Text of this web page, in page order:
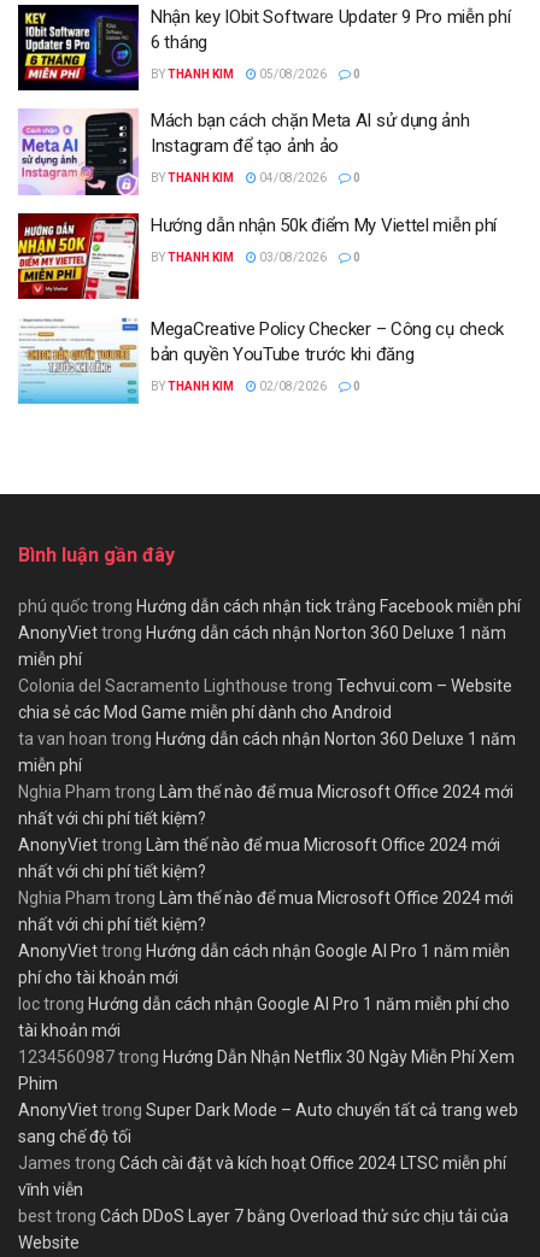
Nhận key IObit Software Updater 9 Pro miễn phí
6 tháng
BYTHANH KIM 05/08/2026 0
Mách bạn cách chặn Meta AI sử dụng ảnh
Instagram để tạo ảnh ảo
BYTHANH KIM 04/08/2026 0
Hướng dẫn nhận 50k điểm My Viettel miễn phí
BYTHANH KIM 03/08/2026 0
MegaCreative Policy Checker – Công cụ check
bản quyền YouTube trước khi đăng
BYTHANH KIM 02/08/2026 0
Bình luận gần đây
phú quốctrong Hướng dẫn cách nhận tick trắng Facebook miễn phí
AnonyViettrong Hướng dẫn cách nhận Norton 360 Deluxe 1 năm
miễn phí
Colonia del Sacramento Lighthouse trong Techvui.com – Website
chia sẻ các Mod Game miễn phí dành cho Android
ta van hoan trong Hướng dẫn cách nhận Norton 360 Deluxe 1 năm
miễn phí
Nghia Pham trong Làm thế nào để mua Microsoft Office 2024 mới
nhất với chi phí tiết kiệm?
AnonyViettrong Làm thế nào để mua Microsoft Office 2024 mới
nhất với chi phí tiết kiệm?
Nghia Pham trong Làm thế nào để mua Microsoft Office 2024 mới
nhất với chi phí tiết kiệm?
AnonyViettrong Hướng dẫn cách nhận Google AI Pro 1 năm miễn
phí cho tài khoản mới
loctrong Hướng dẫn cách nhận Google AI Pro 1 năm miễn phí cho
tài khoản mới
1234560987trong Hướng Dẫn Nhận Netflix 30 Ngày Miễn Phí Xem
Phim
AnonyViettrong Super Dark Mode – Auto chuyển tất cả trang web
sang chế độ tối
James trong Cách cài đặt và kích hoạt Office 2024 LTSC miễn phí
vĩnh viễn
besttrong Cách DDoS Layer 7 bằng Overload thử sức chịu tải của
Website